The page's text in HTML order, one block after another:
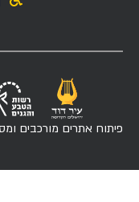
פיתוח אתרים מורכבים